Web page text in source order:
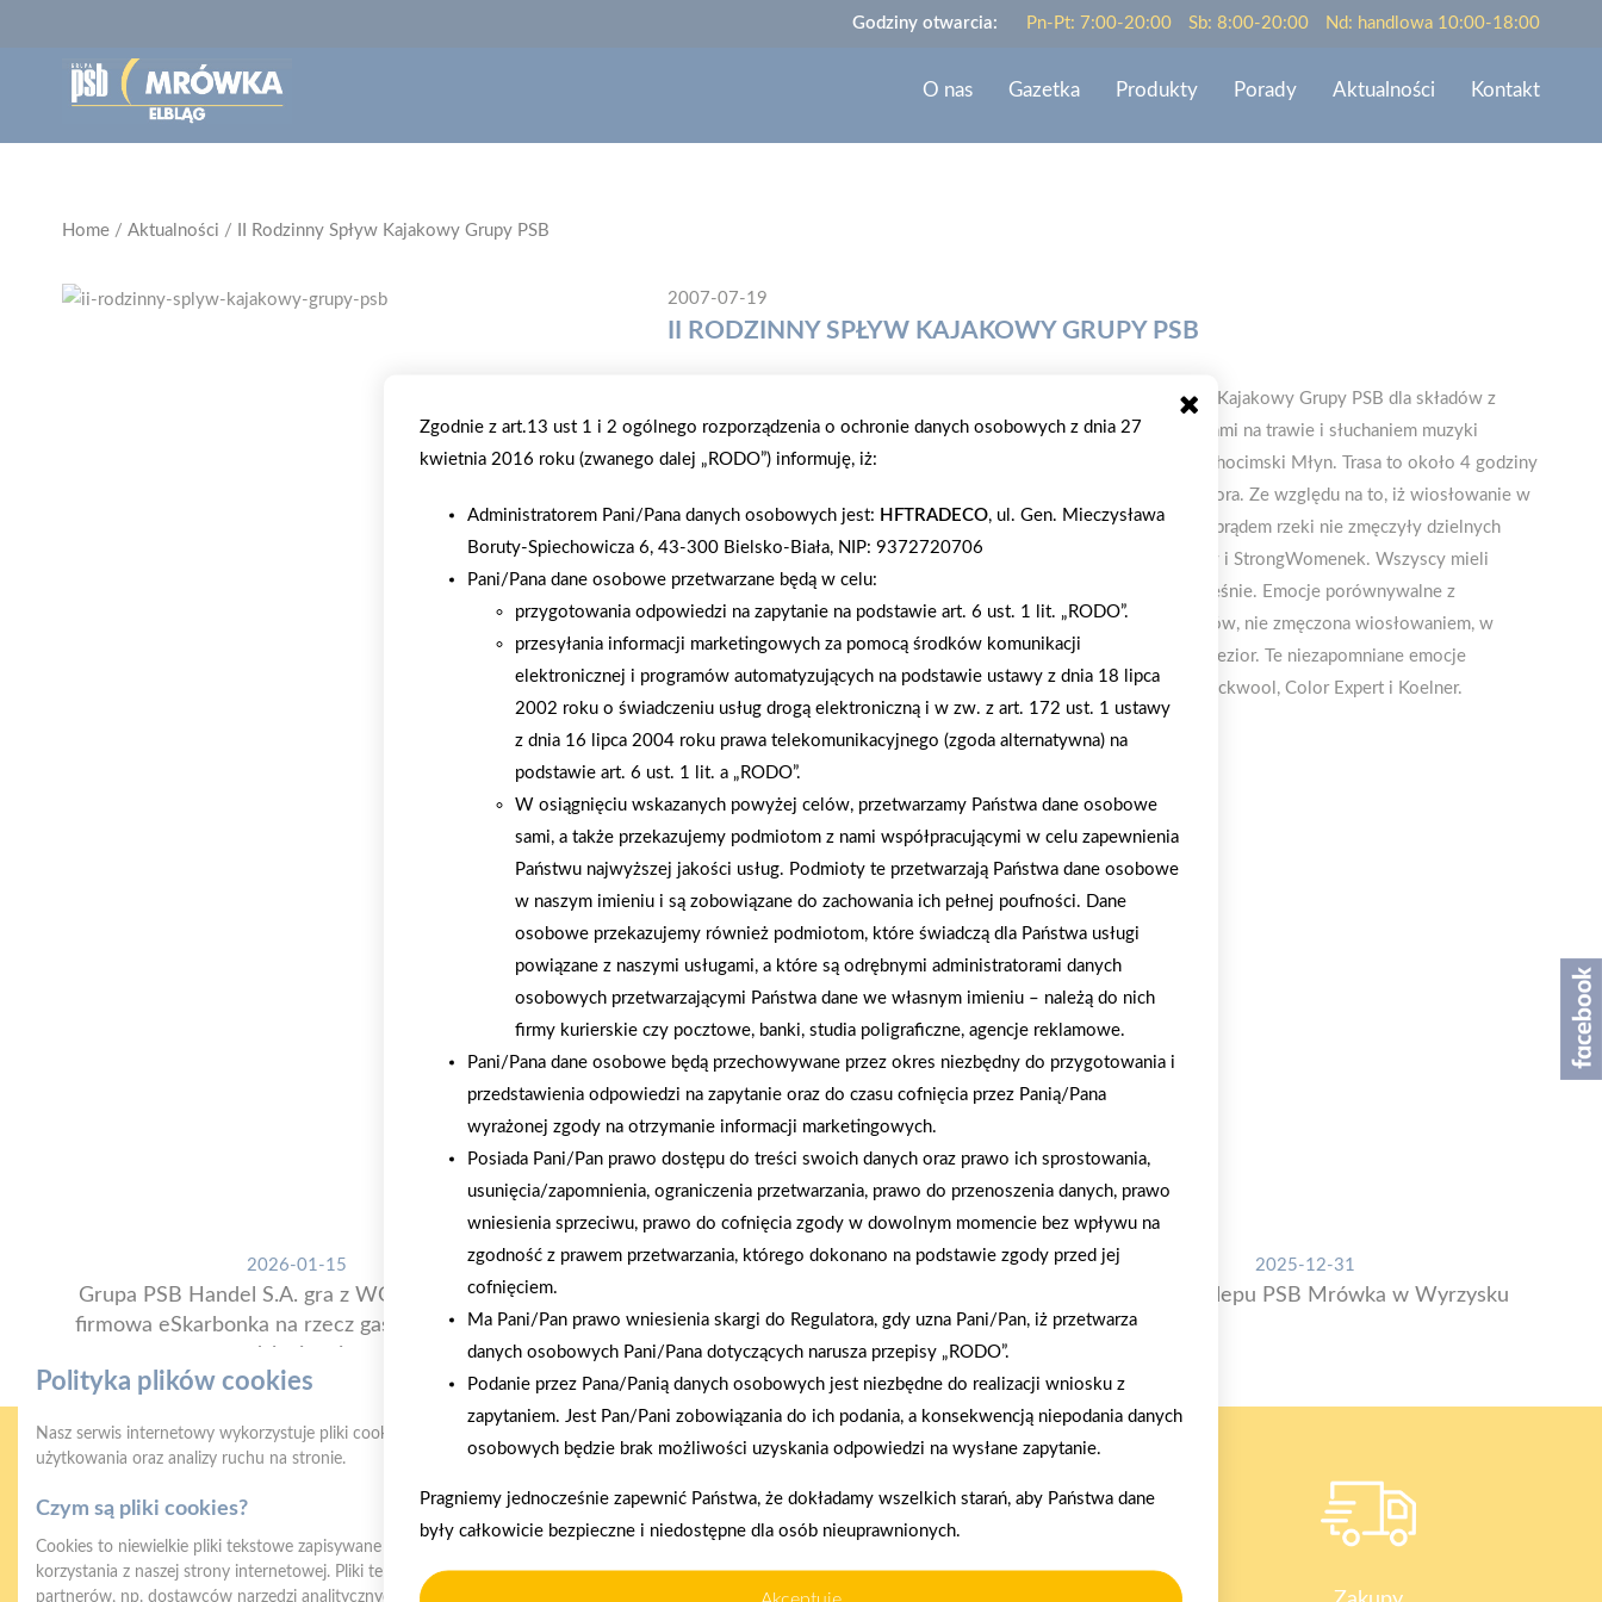
Godziny otwarcia: Pn-Pt: 7:00-20:00 Sb: 8:00-20:00 Nd: handlowa 10:00-18:00
O nas Gazetka Produkty Porady Aktualności Kontakt
Home / Aktualności / II Rodzinny Spływ Kajakowy Grupy PSB
2007-07-19
II RODZINNY SPŁYW KAJAKOWY GRUPY PSB
Po raz drugi, w dniach 20-22 lipiec 2007 r., odbył się Rodzinny Spływ Kajakowy Grupy PSB dla składów z
regionu Pomorza Wschodniego. Impreza rozpoczęła się w piątek tańcami na trawie i słuchaniem muzyki
zespołu Kaszubskego. Tegoroczny spływ startował w miejscowości Chocimski Młyn. Trasa to około 4 godziny
ostrych zakrętów. Jedynie na końcu trzeba było pokonać kawałek jeziora. Ze względu na to, iż wiosłowanie w
tym roku było wyjątkowo "łatwe", a pokonywanie zakrętów i walka z prądem rzeki nie zmęczyły dzielnych
kajakarzy, w sobotni wieczór rozegrane zostały zawody StrongMenów i StrongWomenek. Wszyscy mieli
okazję zaprezentować swoje naprężone i rozgrzane pracą pagajami mięśnie. Emocje porównywalne z
Igrzyskami, walka do samego końca. Krew, pot i łzy… Część uczestników, nie zmęczona wiosłowaniem, w
niedzielny poranek udała się jeszcze na zwiedzanie pobliskich dwóch jezior. Te niezapomniane emocje
uczestnicy mogli przeżywać dzięki sponsorom spływu, firmie Atlas, Rockwool, Color Expert i Koelner.
AKTUALNOŚCI
2026-01-15
Grupa PSB Handel S.A. gra z WOŚP. Powstała
firmowa eSkarbonka na rzecz gastroenterologii
2026-01-12
rok strategicznym otwarciem po rebrandingu
2025-12-31
Otwarcie sklepu PSB Mrówka w Wyrzysku
Zgodnie z art.13 ust 1 i 2 ogólnego rozporządzenia o ochronie danych osobowych z dnia 27
kwietnia 2016 roku (zwanego dalej „RODO”) informuję, iż:
Administratorem Pani/Pana danych osobowych jest: HFTRADECO, ul. Gen. Mieczysława
Boruty-Spiechowicza 6, 43-300 Bielsko-Biała, NIP: 9372720706
Pani/Pana dane osobowe przetwarzane będą w celu:
przygotowania odpowiedzi na zapytanie na podstawie art. 6 ust. 1 lit. „RODO”.
przesyłania informacji marketingowych za pomocą środków komunikacji
elektronicznej i programów automatyzujących na podstawie ustawy z dnia 18 lipca
2002 roku o świadczeniu usług drogą elektroniczną i w zw. z art. 172 ust. 1 ustawy
z dnia 16 lipca 2004 roku prawa telekomunikacyjnego (zgoda alternatywna) na
podstawie art. 6 ust. 1 lit. a „RODO”.
W osiągnięciu wskazanych powyżej celów, przetwarzamy Państwa dane osobowe
sami, a także przekazujemy podmiotom z nami współpracującymi w celu zapewnienia
Państwu najwyższej jakości usług. Podmioty te przetwarzają Państwa dane osobowe
w naszym imieniu i są zobowiązane do zachowania ich pełnej poufności. Dane
osobowe przekazujemy również podmiotom, które świadczą dla Państwa usługi
powiązane z naszymi usługami, a które są odrębnymi administratorami danych
osobowych przetwarzającymi Państwa dane we własnym imieniu – należą do nich
firmy kurierskie czy pocztowe, banki, studia poligraficzne, agencje reklamowe.
Pani/Pana dane osobowe będą przechowywane przez okres niezbędny do przygotowania i
przedstawienia odpowiedzi na zapytanie oraz do czasu cofnięcia przez Panią/Pana
wyrażonej zgody na otrzymanie informacji marketingowych.
Posiada Pani/Pan prawo dostępu do treści swoich danych oraz prawo ich sprostowania,
usunięcia/zapomnienia, ograniczenia przetwarzania, prawo do przenoszenia danych, prawo
wniesienia sprzeciwu, prawo do cofnięcia zgody w dowolnym momencie bez wpływu na
zgodność z prawem przetwarzania, którego dokonano na podstawie zgody przed jej
cofnięciem.
Ma Pani/Pan prawo wniesienia skargi do Regulatora, gdy uzna Pani/Pan, iż przetwarza
danych osobowych Pani/Pana dotyczących narusza przepisy „RODO”.
Podanie przez Pana/Panią danych osobowych jest niezbędne do realizacji wniosku z
zapytaniem. Jest Pan/Pani zobowiązania do ich podania, a konsekwencją niepodania danych
osobowych będzie brak możliwości uzyskania odpowiedzi na wysłane zapytanie.
Pragniemy jednocześnie zapewnić Państwa, że dokładamy wszelkich starań, aby Państwa dane
były całkowicie bezpieczne i niedostępne dla osób nieuprawnionych.
Polityka plików cookies
Nasz serwis internetowy wykorzystuje pliki cookies w celu zapewnienia prawidłowego działania strony, poprawy komfortu
użytkowania oraz analizy ruchu na stronie.
Czym są pliki cookies?
Cookies to niewielkie pliki tekstowe zapisywane na urządzeniu użytkownika (komputerze, tablecie, smartfonie) podczas
korzystania z naszej strony internetowej. Pliki te mogą być odczytywane przez nasz system oraz systemy zaufanych
partnerów, np. dostawców narzędzi analitycznych.